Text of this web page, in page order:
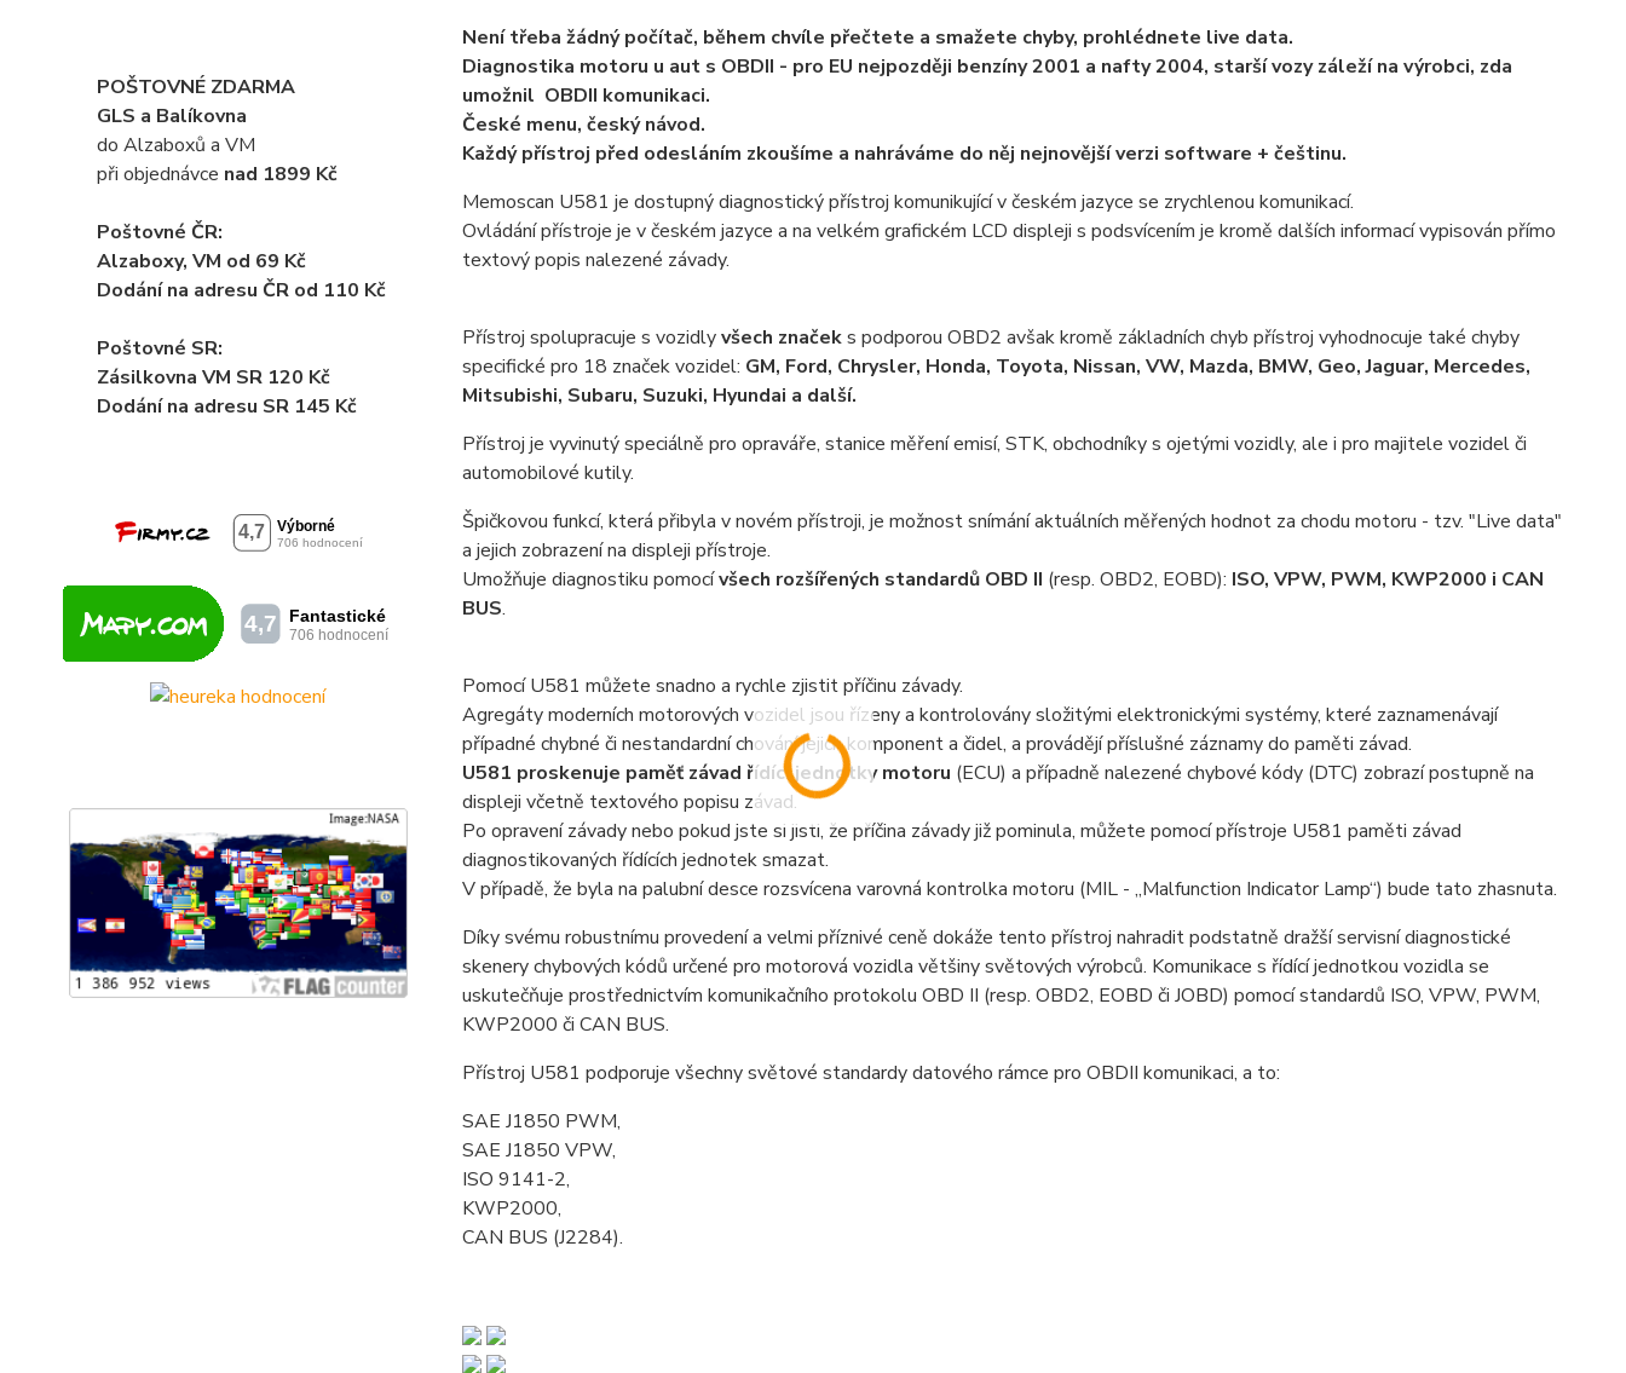
POŠTOVNÉ ZDARMA
GLS a Balíkovna
do Alzaboxů a VM
při objednávce nad 1899 Kč
Poštovné ČR:
Alzaboxy, VM od 69 Kč
Dodání na adresu ČR od 110 Kč
Poštovné SR:
Zásilkovna VM SR 120 Kč
Dodánína adresu SR 145 Kč
Není třeba žádný počítač, během chvíle přečtete a smažete chyby, prohlédnete live data.
Diagnostika motoru u aut s OBDII - pro EU nejpozději benzíny 2001 a nafty 2004, starší vozy záleží na výrobci, zda
umožnil OBDII komunikaci.
České menu, český návod.
Každý přístroj před odesláním zkoušíme a nahráváme do něj nejnovější verzi software + češtinu.
Memoscan U581 je dostupný diagnostický přístroj komunikující v českém jazyce se zrychlenou komunikací.
Ovládání přístroje je v českém jazyce a na velkém grafickém LCD displeji s podsvícením je kromě dalších informací vypisován přímo
textový popis nalezené závady.
Přístroj spolupracuje s vozidlyvšech značeks podporou OBD2 avšak kromě základních chyb přístroj vyhodnocuje také chyby
specifické pro 18 značek vozidel: GM, Ford, Chrysler, Honda, Toyota, Nissan, VW, Mazda, BMW, Geo, Jaguar, Mercedes,
Mitsubishi, Subaru, Suzuki, Hyundai a další.
Přístroj je vyvinutý speciálně pro opraváře, stanice měření emisí, STK, obchodníky s ojetými vozidly, ale i pro majitele vozidel či
automobilové kutily.
Špičkovou funkcí, která přibyla v novém přístroji, je možnost snímání aktuálních měřených hodnot za chodu motoru - tzv. "Live data"
a jejich zobrazení na displeji přístroje.
Umožňuje diagnostiku pomocívšech rozšířených standardů OBD II (resp. OBD2, EOBD): ISO, VPW, PWM, KWP2000 i CAN
BUS.
Pomocí U581 můžete snadno a rychle zjistit příčinu závady.
Agregáty moderních motorových vozidel jsou řízeny a kontrolovány složitými elektronickými systémy, které zaznamenávají
případné chybné či nestandardní chování jejich komponent a čidel, a provádějí příslušné záznamy do paměti závad.
U581 proskenuje paměť závad řídící jednotky motoru (ECU) a případně nalezené chybové kódy (DTC) zobrazí postupně na
displeji včetně textového popisu závad.
Po opravení závady nebo pokud jste si jisti, že příčina závady již pominula, můžete pomocí přístroje U581 paměti závad
diagnostikovaných řídících jednotek smazat.
V případě, že byla na palubní desce rozsvícena varovná kontrolka motoru (MIL - „Malfunction Indicator Lamp“) bude tato zhasnuta.
Díky svému robustnímu provedení a velmi příznivé ceně dokáže tento přístroj nahradit podstatně dražší servisní diagnostické
skenery chybových kódů určené pro motorová vozidla většiny světových výrobců. Komunikace s řídící jednotkou vozidla se
uskutečňuje prostřednictvím komunikačního protokolu OBD II (resp. OBD2, EOBD či JOBD) pomocí standardů ISO, VPW, PWM,
KWP2000 či CAN BUS.
Přístroj U581 podporuje všechny světové standardy datového rámce pro OBDII komunikaci, a to:
SAE J1850 PWM,
SAE J1850 VPW,
ISO 9141-2,
KWP2000,
CAN BUS (J2284).